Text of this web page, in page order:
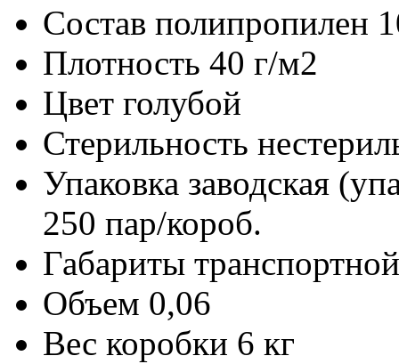
Состав полипропилен
Плотность 40 г/м2
Цвет голубой
Стерильность
Упаковка заводская
250 пар/короб.
Габариты
Объем 0,06
Вес коробки 6 кг